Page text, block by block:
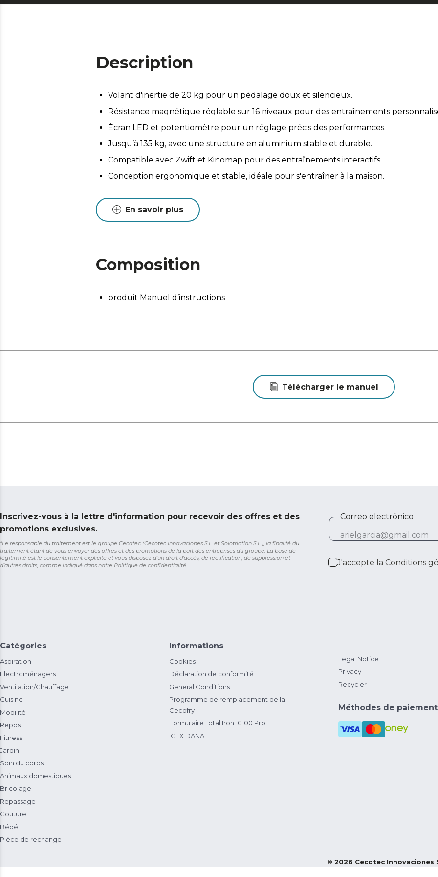
Description
Volant d'inertie de 20 kg pour un pédalage doux et silencieux.
Résistance magnétique réglable sur 16 niveaux pour des entraînements
Écran LED et potentiomètre pour un réglage précis des performances.
Jusqu’à 135 kg, avec une structure en aluminium stable et durable.
Compatible avec Zwift et Kinomap pour des entraînements interactifs.
Conception ergonomique et stable, idéale pour s'entraîner à la maison.
En savoir plus
Composition
produit Manuel d’instructions
Télécharger le manuel
Inscrivez-vous à la lettre d'information pour recevoir des offres et des
promotions exclusives.
*Le responsable du traitement est le groupe Cecotec (Cecotec Innovaciones S.L. et Solotriatlon S.L.), la finalité du
traitement étant de vous envoyer des offres et des promotions de la part des entreprises du groupe. La base de
légitimité est le consentement explicite et vous disposez d'un droit d'accès, de rectification, de suppression et
d'autres droits, comme indiqué dans notre Politique de confidentialité
Correo electrónico
J'accepte la Conditions
Catégories
Aspiration
Electroménagers
Ventilation/Chauffage
Cuisine
Mobilité
Repos
Fitness
Jardin
Soin du corps
Animaux domestiques
Bricolage
Repassage
Couture
Bébé
Pièce de rechange
Informations
Cookies
Déclaration de conformité
General Conditions
Programme de remplacement de la
Cecofry
Formulaire Total Iron 10100 Pro
ICEX DANA
Legal Notice
Privacy
Recycler
Méthodes de paiement
© 2026 Cecotec Innovaciones